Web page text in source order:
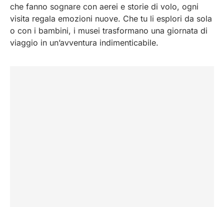
che fanno sognare con aerei e storie di volo, ogni
visita regala emozioni nuove. Che tu li esplori da sola
o con i bambini, i musei trasformano una giornata di
viaggio in un’avventura indimenticabile.